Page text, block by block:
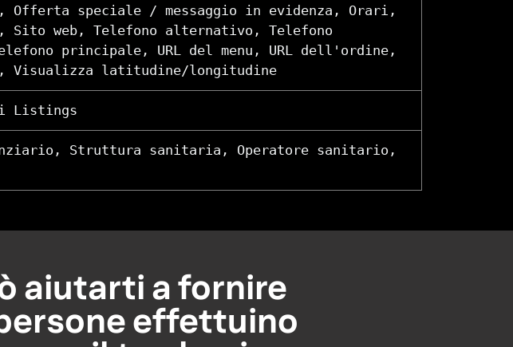
Offerta speciale / messaggio in evidenza, Orari,
web, Telefono alternativo, Telefono
principale, URL del menu, URL dell'ordine,
Visualizza latitudine/longitudine
Listings
Struttura sanitaria, Operatore sanitario,
aiutarti a fornire
effettuino